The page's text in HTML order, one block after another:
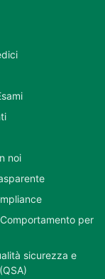
noi
per
sicurezza e